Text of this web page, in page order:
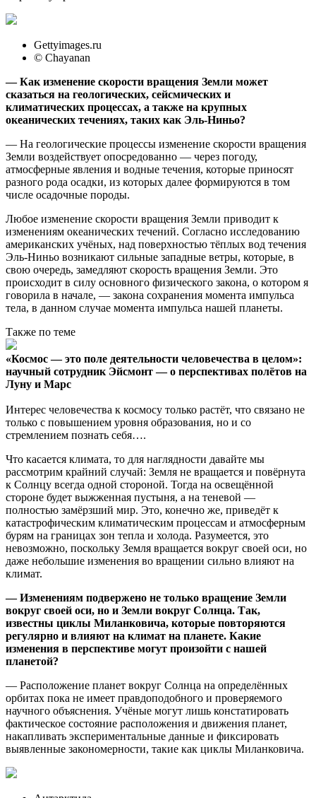
Gettyimages.ru
© Chayanan
— Как изменение скорости вращения Земли может
сказаться на геологических, сейсмических и
климатических процессах, а также на крупных
океанических течениях, таких как Эль-Ниньо?
— На геологические процессы изменение скорости вращения
Земли воздействует опосредованно — через погоду,
атмосферные явления и водные течения, которые приносят
разного рода осадки, из которых далее формируются в том
числе осадочные породы.
Любое изменение скорости вращения Земли приводит к
изменениям океанических течений. Согласно исследованию
американских учёных, над поверхностью тёплых вод течения
Эль-Ниньо возникают сильные западные ветры, которые, в
свою очередь, замедляют скорость вращения Земли. Это
происходит в силу основного физического закона, о котором я
говорила в начале, — закона сохранения момента импульса
тела, в данном случае момента импульса нашей планеты.
Также по теме
«Космос — это поле деятельности человечества в целом»:
научный сотрудник Эйсмонт — о перспективах полётов на
Луну и Марс
Интерес человечества к космосу только растёт, что связано не
только с повышением уровня образования, но и со
стремлением познать себя….
Что касается климата, то для наглядности давайте мы
рассмотрим крайний случай: Земля не вращается и повёрнута
к Солнцу всегда одной стороной. Тогда на освещённой
стороне будет выжженная пустыня, а на теневой —
полностью замёрзший мир. Это, конечно же, приведёт к
катастрофическим климатическим процессам и атмосферным
бурям на границах зон тепла и холода. Разумеется, это
невозможно, поскольку Земля вращается вокруг своей оси, но
даже небольшие изменения во вращении сильно влияют на
климат.
— Изменениям подвержено не только вращение Земли
вокруг своей оси, но и Земли вокруг Солнца. Так,
известны циклы Миланковича, которые повторяются
регулярно и влияют на климат на планете. Какие
изменения в перспективе могут произойти с нашей
планетой?
— Расположение планет вокруг Солнца на определённых
орбитах пока не имеет правдоподобного и проверяемого
научного объяснения. Учёные могут лишь констатировать
фактическое состояние расположения и движения планет,
накапливать экспериментальные данные и фиксировать
выявленные закономерности, такие как циклы Миланковича.